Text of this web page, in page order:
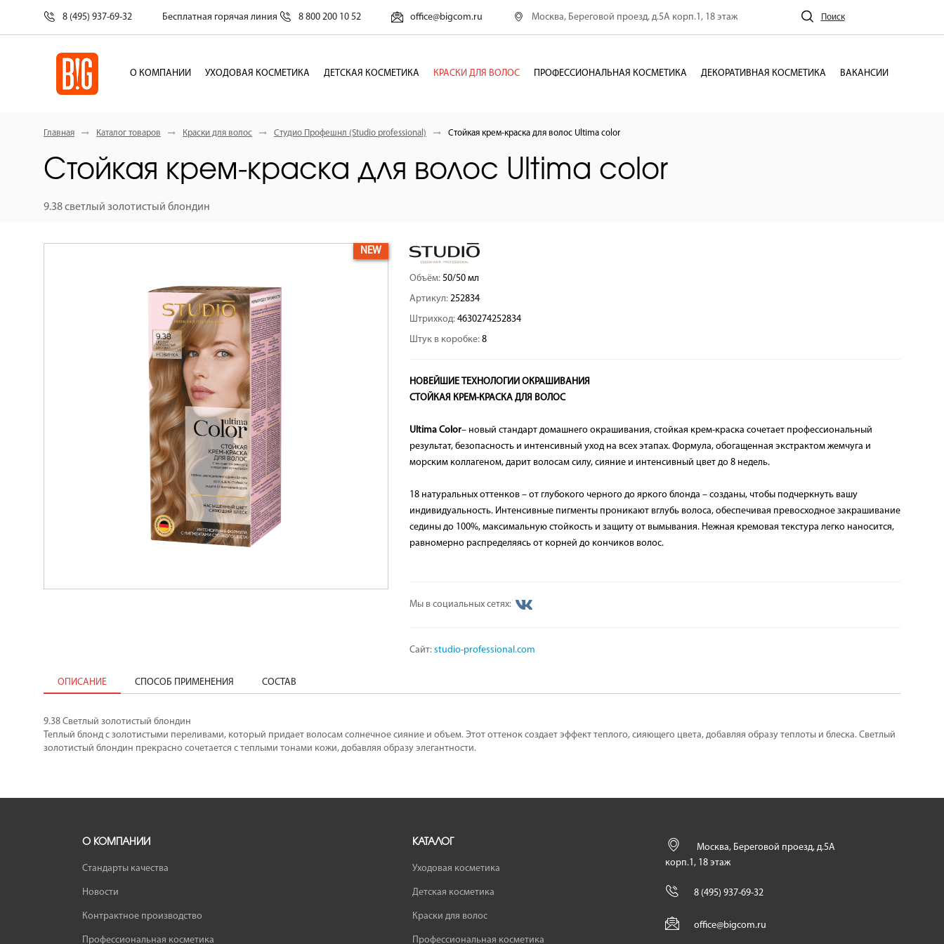
8 (495) 937-69-32 Бесплатная горячая линия 8 800 200 10 52 office@bigcom.ru Москва, Береговой проезд, д.5А корп.1, 18 этаж Поиск
О КОМПАНИИ УХОДОВАЯ КОСМЕТИКА ДЕТСКАЯ КОСМЕТИКА КРАСКИ ДЛЯ ВОЛОС ПРОФЕССИОНАЛЬНАЯ КОСМЕТИКА ДЕКОРАТИВНАЯ КОСМЕТИКА ВАКАНСИИ
Главная Каталог товаров Краски для волос Студио Профешнл (Studio professional) Стойкая крем-краска для волос Ultima color
Стойкая крем-краска для волос Ultima color
9.38 светлый золотистый блондин
NEW
Объём: 50/50 мл
Артикул: 252834
Штрихкод: 4630274252834
Штук в коробке: 8
НОВЕЙШИЕ ТЕХНОЛОГИИ ОКРАШИВАНИЯ
СТОЙКАЯ КРЕМ-КРАСКА ДЛЯ ВОЛОС
Ultima Color– новый стандарт домашнего окрашивания, стойкая крем-краска сочетает профессиональный
результат, безопасность и интенсивный уход на всех этапах. Формула, обогащенная экстрактом жемчуга и
морским коллагеном, дарит волосам силу, сияние и интенсивный цвет до 8 недель.
18 натуральных оттенков – от глубокого черного до яркого блонда – созданы, чтобы подчеркнуть вашу
индивидуальность. Интенсивные пигменты проникают вглубь волоса, обеспечивая превосходное закрашивание
седины до 100%, максимальную стойкость и защиту от вымывания. Нежная кремовая текстура легко наносится,
равномерно распределяясь от корней до кончиков волос.
Мы в социальных сетях:
Сайт: studio-professional.com
ОПИСАНИЕ СПОСОБ ПРИМЕНЕНИЯ СОСТАВ
9.38 Светлый золотистый блондин
Теплый блонд с золотистыми переливами, который придает волосам солнечное сияние и объем. Этот оттенок создает эффект теплого, сияющего цвета, добавляя образу теплоты и блеска. Светлый
золотистый блондин прекрасно сочетается с теплыми тонами кожи, добавляя образу элегантности.
О КОМПАНИИ
Стандарты качества
Новости
Контрактное производство
Профессиональная косметика
КАТАЛОГ
Уходовая косметика
Детская косметика
Краски для волос
Профессиональная косметика
Москва, Береговой проезд, д.5А
корп.1, 18 этаж
8 (495) 937-69-32
office@bigcom.ru